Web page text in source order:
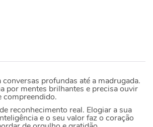
conversas profundas até a madrugada.
por mentes brilhantes e precisa ouvir
compreendido.
reconhecimento real. Elogiar a sua
e o seu valor faz o coração